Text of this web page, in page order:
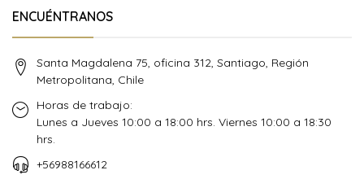
ENCUÉNTRANOS
Santa Magdalena 75, oficina 312, Santiago, Región
Metropolitana, Chile
Horas de trabajo:
Lunes a Jueves 10:00 a 18:00 hrs. Viernes 10:00 a 18:30
hrs.
+56988166612